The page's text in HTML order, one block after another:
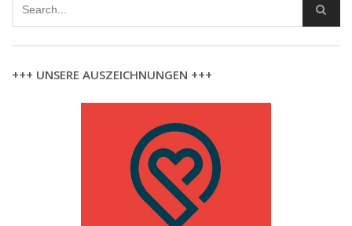
+++ UNSERE AUSZEICHNUNGEN +++